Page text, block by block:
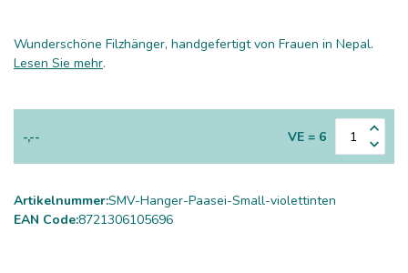
Wunderschöne Filzhänger, handgefertigt von Frauen in Nepal.
Lesen Sie mehr.
-,-- VE = 6
Artikelnummer:SMV-Hanger-Paasei-Small-violettinten
EAN Code:8721306105696